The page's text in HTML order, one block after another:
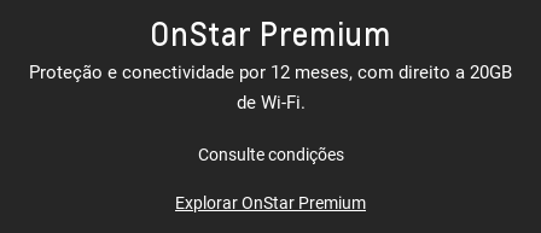
OnStar Premium
Proteção e conectividade por 12 meses, com direito a 20GB
de Wi-Fi.
Consulte condições
Explorar OnStar Premium